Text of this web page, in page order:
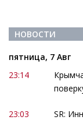
НОВОСТИ
пятница, 7 Авг
23:14
23:03
SR: